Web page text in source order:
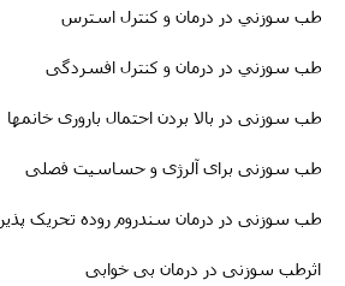
طب سوزني در درمان و کنترل استرس
طب سوزني در درمان و کنترل افسردگی
طب سوزنى در بالا بردن احتمال باروری خانمها
طب سوزنی برای آلرژی و حساسیت فصلی
طب سوزنى در درمان سندروم روده تحریک پذیر
اثرطب سوزنى در درمان بی خوابی